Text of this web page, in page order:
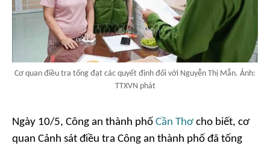
Cơ quan điều tra tống đạt các quyết định đối với Nguyễn Thị Mẫn. Ảnh:
TTXVN phát
Ngày 10/5, Công an thành phố Cần Thơ cho biết, cơ
quan Cảnh sát điều tra Công an thành phố đã tống